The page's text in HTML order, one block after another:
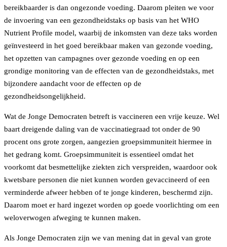
bereikbaarder is dan ongezonde voeding. Daarom pleiten we voor
de invoering van een gezondheidstaks op basis van het WHO
Nutrient Profile model, waarbij de inkomsten van deze taks worden
geïnvesteerd in het goed bereikbaar maken van gezonde voeding,
het opzetten van campagnes over gezonde voeding en op een
grondige monitoring van de effecten van de gezondheidstaks, met
bijzondere aandacht voor de effecten op de
gezondheidsongelijkheid.
Wat de Jonge Democraten betreft is vaccineren een vrije keuze. Wel
baart dreigende daling van de vaccinatiegraad tot onder de 90
procent ons grote zorgen, aangezien groepsimmuniteit hiermee in
het gedrang komt. Groepsimmuniteit is essentieel omdat het
voorkomt dat besmettelijke ziekten zich verspreiden, waardoor ook
kwetsbare personen die niet kunnen worden gevaccineerd of een
verminderde afweer hebben of te jonge kinderen, beschermd zijn.
Daarom moet er hard ingezet worden op goede voorlichting om een
weloverwogen afweging te kunnen maken.
Als Jonge Democraten zijn we van mening dat in geval van grote